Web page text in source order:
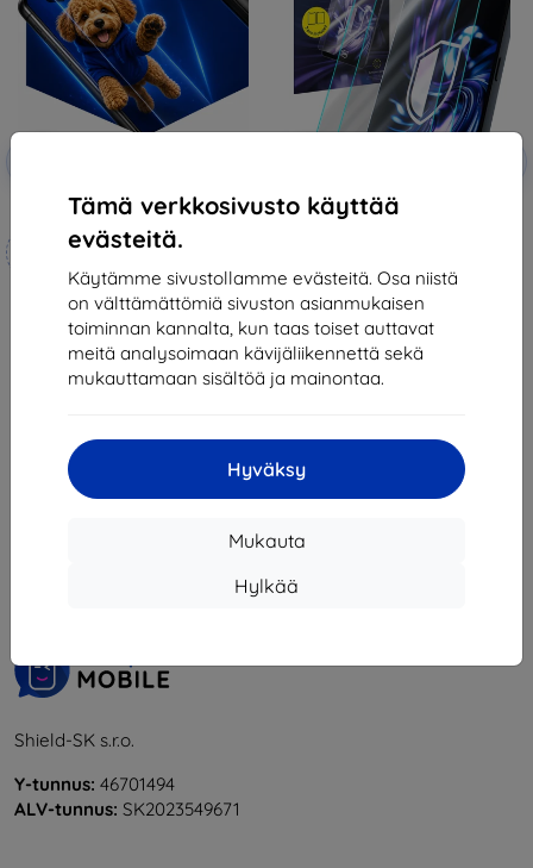
Tämä verkkosivusto käyttää
evästeitä.
Käytämme sivustollamme evästeitä. Osa niistä
on välttämättömiä sivuston asianmukaisen
toiminnan kannalta, kun taas toiset auttavat
meitä analysoimaan kävijäliikennettä sekä
mukauttamaan sisältöä ja mainontaa.
Hyväksy
Mukauta
Hylkää
3mk Hammer protective film
Mittojen mukaan
21,90 €
19,70 €
Varastossa 4 kpl
3mk Hardy Fusion Hybrid glass
for Xiaomi Pad 6 Max 14
29,61 €
Varastossa > 5 kpl
yhteensä6.
Shield-SK s.r.o.
Y-tunnus: 46701494
ALV-tunnus: SK2023549671